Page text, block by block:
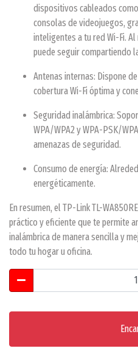
dispositivos cableados
consolas de videojuegos,
inteligentes a tu red Wi-Fi.
puede seguir compartiendo
Antenas internas: Dispone
cobertura Wi-Fi óptima y
Seguridad inalámbrica:
WPA/WPA2 y WPA-PSK/
amenazas de seguridad.
Consumo de energía:
energéticamente.
En resumen, el TP-Link TL-
práctico y eficiente que te permite
inalámbrica de manera sencilla y
todo tu hogar u oficina.